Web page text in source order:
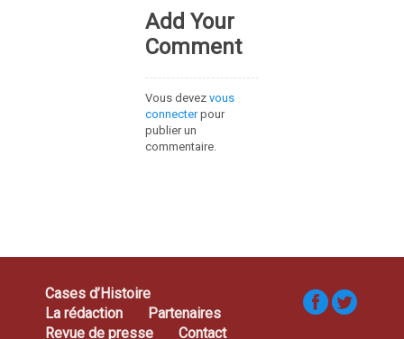
Add Your
Comment
Vous devez vous
connecterpour
publier un
commentaire.
Cases d’Histoire
La rédaction
Partenaires
Revue de presse
Contact